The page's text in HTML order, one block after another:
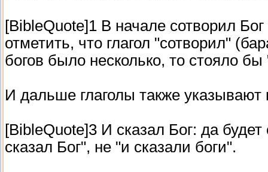
[BibleQuote]1 В начале сотворил
отметить, что глагол "сотворил"
богов было несколько, то стояло
И дальше глаголы также указывают
[BibleQuote]3 И сказал Бог: да
сказал Бог", не "и сказали боги".